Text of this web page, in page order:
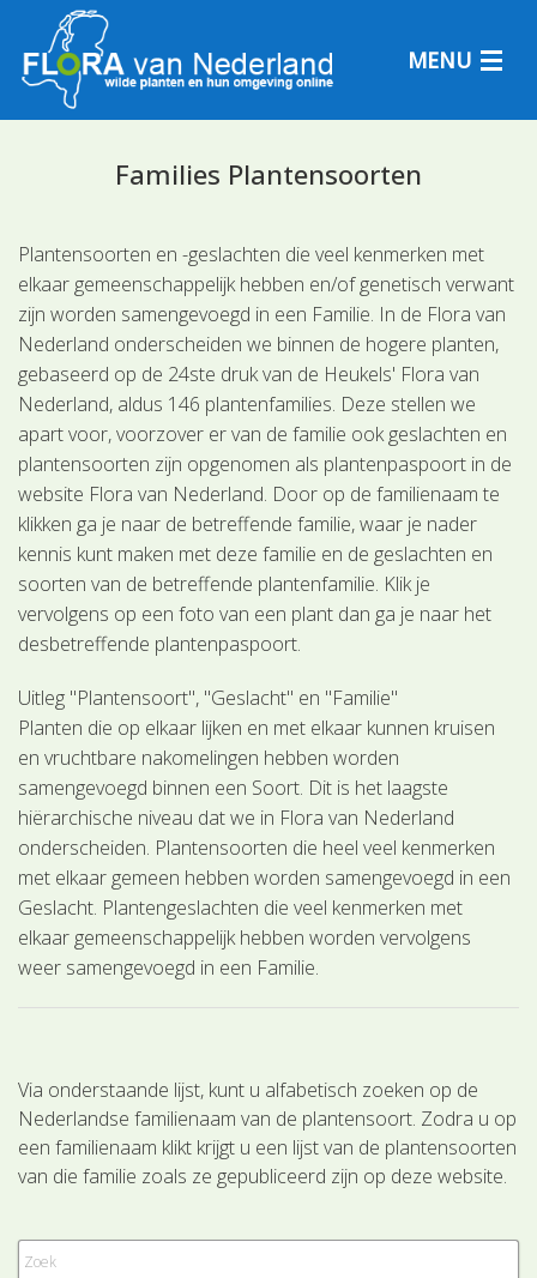
MENU
Plantengemeenschappen
Determineren
Families Plantensoorten
Plantensoorten en -geslachten die veel kenmerken met
elkaar gemeenschappelijk hebben en/of genetisch verwant
zijn worden samengevoegd in een Familie. In de Flora van
Nederland onderscheiden we binnen de hogere planten,
gebaseerd op de 24ste druk van de Heukels' Flora van
Nederland, aldus 146 plantenfamilies. Deze stellen we
apart voor, voorzover er van de familie ook geslachten en
plantensoorten zijn opgenomen als plantenpaspoort in de
website Flora van Nederland. Door op de familienaam te
klikken ga je naar de betreffende familie, waar je nader
kennis kunt maken met deze familie en de geslachten en
soorten van de betreffende plantenfamilie. Klik je
vervolgens op een foto van een plant dan ga je naar het
desbetreffende plantenpaspoort.
Uitleg "Plantensoort", "Geslacht" en "Familie"
Planten die op elkaar lijken en met elkaar kunnen kruisen
en vruchtbare nakomelingen hebben worden
samengevoegd binnen een Soort. Dit is het laagste
hiërarchische niveau dat we in Flora van Nederland
onderscheiden. Plantensoorten die heel veel kenmerken
met elkaar gemeen hebben worden samengevoegd in een
Geslacht. Plantengeslachten die veel kenmerken met
elkaar gemeenschappelijk hebben worden vervolgens
weer samengevoegd in een Familie.
Via onderstaande lijst, kunt u alfabetisch zoeken op de
Nederlandse familienaam van de plantensoort. Zodra u op
een familienaam klikt krijgt u een lijst van de plantensoorten
van die familie zoals ze gepubliceerd zijn op deze website.